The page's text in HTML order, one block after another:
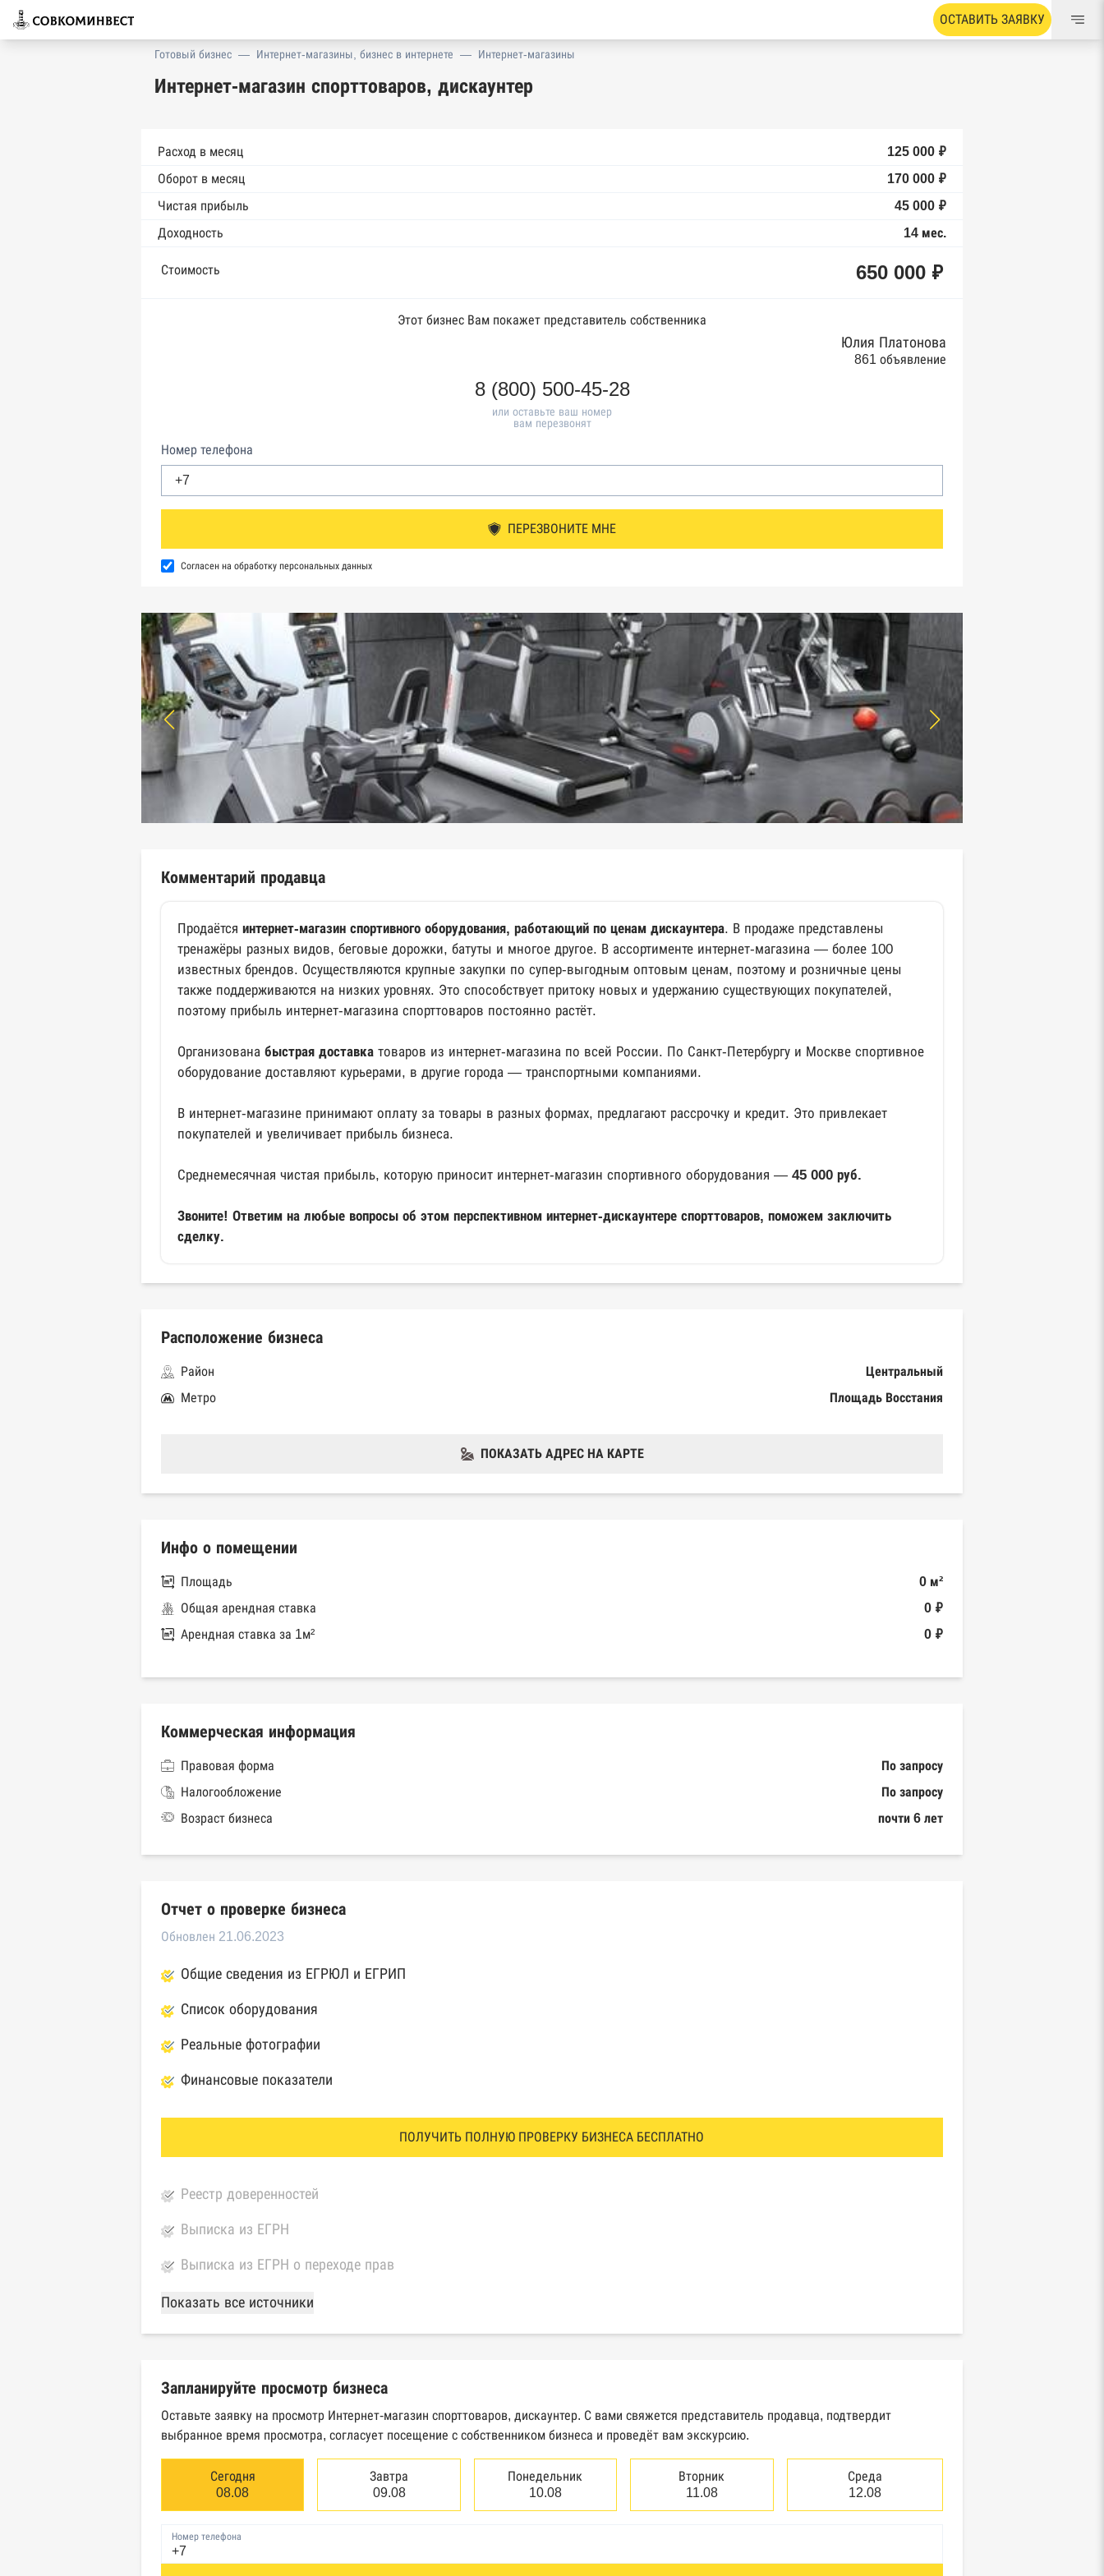
ОСТАВИТЬ ЗАЯВКУ
Готовый бизнес — Интернет-магазины, бизнес в интернете — Интернет-магазины
Интернет-магазин спорттоваров, дискаунтер
Расход в месяц
125 000 ₽
Оборот в месяц
170 000 ₽
Чистая прибыль
45 000 ₽
Доходность
14 мес.
Стоимость 650 000 ₽
Этот бизнес Вам покажет представитель собственника
Юлия Платонова
861 объявление
8 (800) 500-45-28
или оставьте ваш номер
вам перезвонят
Номер телефона
ПЕРЕЗВОНИТЕ МНЕ
Согласен на обработку персональных данных
Комментарий продавца
Продаётся интернет-магазин спортивного оборудования, работающий по ценам дискаунтера. В продаже представлены
тренажёры разных видов, беговые дорожки, батуты и многое другое. В ассортименте интернет-магазина — более 100
известных брендов. Осуществляются крупные закупки по супер-выгодным оптовым ценам, поэтому и розничные цены
также поддерживаются на низких уровнях. Это способствует притоку новых и удержанию существующих покупателей,
поэтому прибыль интернет-магазина спорттоваров постоянно растёт.
Организована быстрая доставка товаров из интернет-магазина по всей России. По Санкт-Петербургу и Москве спортивное
оборудование доставляют курьерами, в другие города — транспортными компаниями.
В интернет-магазине принимают оплату за товары в разных формах, предлагают рассрочку и кредит. Это привлекает
покупателей и увеличивает прибыль бизнеса.
Среднемесячная чистая прибыль, которую приносит интернет-магазин спортивного оборудования — 45 000 руб.
Звоните! Ответим на любые вопросы об этом перспективном интернет-дискаунтере спорттоваров, поможем заключить
сделку.
Расположение бизнеса
Район
Центральный
Метро
Площадь Восстания
ПОКАЗАТЬ АДРЕС НА КАРТЕ
Инфо о помещении
Площадь
0 м²
Общая арендная ставка
0 ₽
Арендная ставка за 1м²
0 ₽
Коммерческая информация
Правовая форма
По запросу
Налогообложение
По запросу
Возраст бизнеса
почти 6 лет
Отчет о проверке бизнеса
Обновлен 21.06.2023
Общие сведения из ЕГРЮЛ и ЕГРИП
Список оборудования
Реальные фотографии
Финансовые показатели
ПОЛУЧИТЬ ПОЛНУЮ ПРОВЕРКУ БИЗНЕСА БЕСПЛАТНО
Реестр доверенностей
Выписка из ЕГРН
Выписка из ЕГРН о переходе прав
База Росстата
Реестры ЕГРЮЛ и ЕГРИП Федеральной налоговой службы России
Картотека арбитражных дел Высшего арбитражного суда
Единый федеральный реестр сведений о банкротстве юридических лиц
Единый федеральный реестр сведений о банкротстве физических лиц
Реестр товарных знаков и знаков обслуживания Роспатента
База исполнительного производства Федеральной службы судебных приставов
Показать все источники
Запланируйте просмотр бизнеса
Оставьте заявку на просмотр Интернет-магазин спорттоваров, дискаунтер. С вами свяжется представитель продавца, подтвердит
выбранное время просмотра, согласует посещение с собственником бизнеса и проведёт вам экскурсию.
Сегодня
08.08
Завтра
09.08
Понедельник
10.08
Вторник
11.08
Среда
12.08
Номер телефона